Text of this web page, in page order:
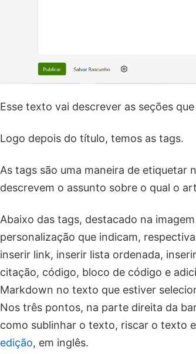
Esse texto vai descrever as seções
Logo depois do título, temos as tags.
As tags são uma maneira de etiquetar
descrevem o assunto sobre o qual o
Abaixo das tags, destacado na
personalização que indicam,
inserir link, inserir lista ordenada,
citação, código, bloco de código e
Markdown no texto que estiver
Nos três pontos, na parte direita da
como sublinhar o texto, riscar o texto
edição, em inglês.